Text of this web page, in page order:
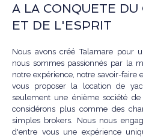
A LA CONQUETE DU
ET DE L'ESPRIT
Nous avons créé Talamare pour
nous sommes passionnés par la
notre expérience, notre savoir-faire
vous proposer la location de
seulement une énième société
considérons plus comme des
simples brokers. Nous nous
d'entre vous une expérience